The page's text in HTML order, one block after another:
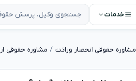
خدمات
مشاوره حقوقی انحصار وراثت مشاوره حقوقی